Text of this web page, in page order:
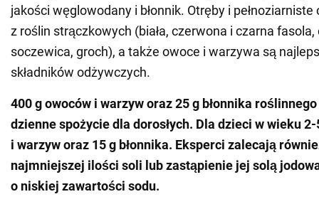
jakości węglowodany i błonnik. Otręby i
z roślin strączkowych (biała, czerwona i czarna
soczewica, groch), a także owoce i warzywa są
składników odżywczych.
400 g owoców i warzyw oraz 25 g błonnika
dzienne spożycie dla dorosłych. Dla dzieci w wieku
i warzyw oraz 15 g błonnika. Eksperci zalecają
najmniejszej ilości soli lub zastąpienie jej solą
o niskiej zawartości sodu.